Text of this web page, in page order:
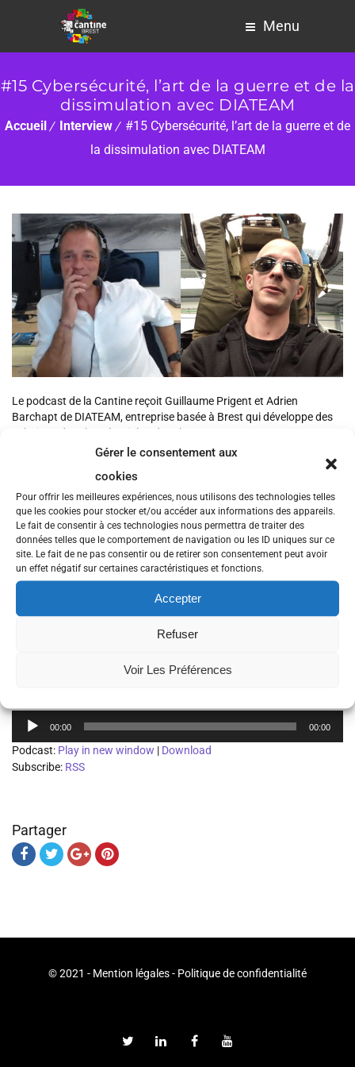
Gérer le consentement aux
cookies
Pour offrir les meilleures expériences, nous utilisons des technologies telles
que les cookies pour stocker et/ou accéder aux informations des appareils.
Le fait de consentir à ces technologies nous permettra de traiter des
données telles que le comportement de navigation ou les ID uniques sur ce
site. Le fait de ne pas consentir ou de retirer son consentement peut avoir
un effet négatif sur certaines caractéristiques et fonctions.
Accepter
Refuser
Voir Les Préférences
Menu
#15 Cybersécurité, l’art de la guerre et de la
dissimulation avec DIATEAM
Accueil Interview
#15 Cybersécurité, l’art de la guerre et de
la dissimulation avec DIATEAM
Le podcast de la Cantine reçoit Guillaume Prigent et Adrien
Barchapt de DIATEAM, entreprise basée à Brest qui développe des
solutions de cybersécurité et de cyber range.
Entretien en deux parties. Dans ce premier épisode, ils nous
expliquent en quoi consiste leur activité. On parle de sécurité des
desred team et autres dénominations colorées, ce que sont les APT
et comment on arrive à caractériser des attaques et des
attaquants, en particulier en se basant sur des indices de
compromission.
Retrouvez DIATEAM sur
https://www.diateam.net
guest/company/diateam
Lecteur
audio
00:00 00:00
Podcast: Play in new window | Download
Subscribe: RSS
Partager
© 2021 - Mention légales- Politique de confidentialité